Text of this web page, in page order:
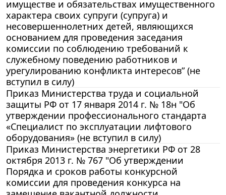
имуществе и обязательствах имущественного
характера своих супруги (супруга) и
несовершеннолетних детей, являющихся
основанием для проведения заседания
комиссии по соблюдению требований к
служебному поведению работников и
урегулированию конфликта интересов” (не
вступил в силу)
Приказ Министерства труда и социальной
защиты РФ от 17 января 2014 г. № 18н "Об
утверждении профессионального стандарта
«Специалист по эксплуатации лифтового
оборудования» (не вступил в силу)
Приказ Министерства энергетики РФ от 28
октября 2013 г. № 767 "Об утверждении
Порядка и сроков работы конкурсной
комиссии для проведения конкурса на